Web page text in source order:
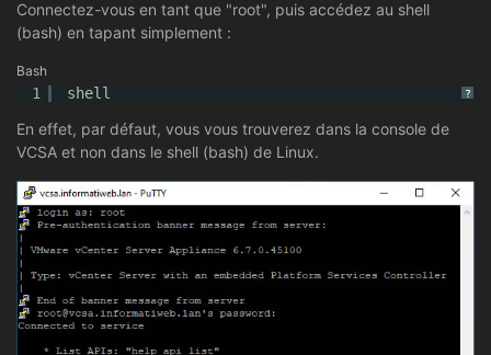
Connectez-vous en tant que "root", puis accédez au shell
(bash) en tapant simplement :
Bash
?
1 shell
En effet, par défaut, vous vous trouverez dans la console de
VCSA et non dans le shell (bash) de Linux.